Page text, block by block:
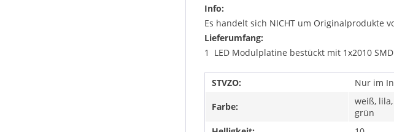
Info:
Es handelt sich NICHT um Originalprodukte
Lieferumfang:
1 LED Modulplatine bestückt mit 1x2010 SMD
STVZO: Nur im
Farbe:
weiß,
grün